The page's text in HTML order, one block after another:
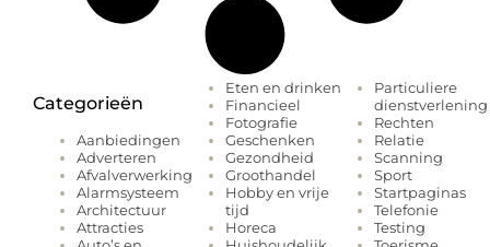
Categorieën
Aanbiedingen
Adverteren
Afvalverwerking
Alarmsysteem
Architectuur
Attracties
Eten en drinken
Financieel
Fotografie
Geschenken
Gezondheid
Groothandel
Hobby en vrije
tijd
Horeca
Particuliere
dienstverlening
Rechten
Relatie
Scanning
Sport
Startpaginas
Telefonie
Testing